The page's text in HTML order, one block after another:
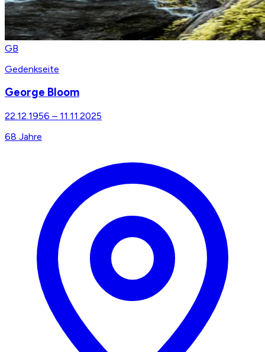
GB
Gedenkseite
George Bloom
22.12.1956 – 11.11.2025
68 Jahre